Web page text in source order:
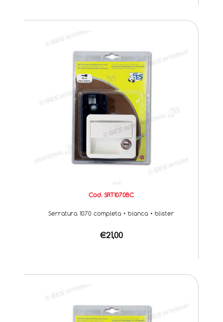
Cod. SRT1070BC
Serratura 1070 completa • bianca • blister
€21,00